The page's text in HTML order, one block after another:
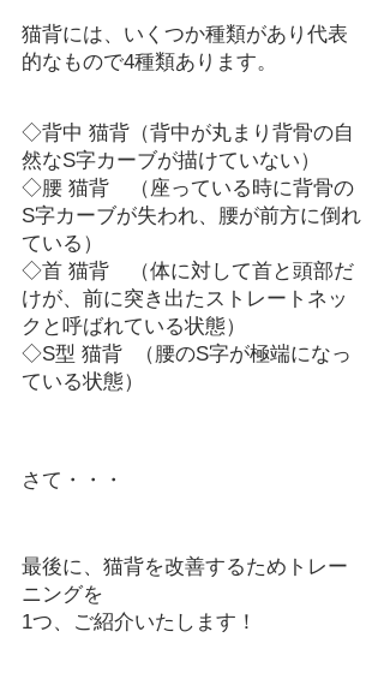
猫背には、いくつか種類があり代表
的なもので4種類あります。
◇背中 猫背（背中が丸まり背骨の自
然なS字カーブが描けていない）
◇腰 猫背　（座っている時に背骨の
S字カーブが失われ、腰が前方に倒れ
ている）
◇首 猫背　（体に対して首と頭部だ
けが、前に突き出たストレートネッ
クと呼ばれている状態）
◇S型 猫背  （腰のS字が極端になっ
ている状態）
さて・・・
最後に、猫背を改善するためトレー
ニングを
1つ、ご紹介いたします！